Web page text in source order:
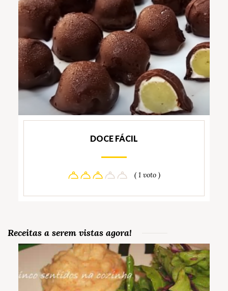
DOCE FÁCIL
( 1 voto )
Receitas a serem vistas agora!